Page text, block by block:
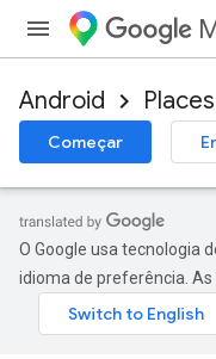
Android
Começar
O Google usa tecnologia
idioma de preferência.